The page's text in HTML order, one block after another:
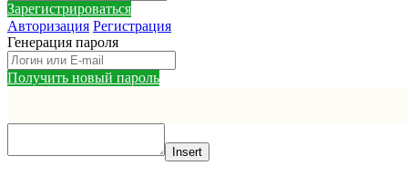
Зарегистрироваться
Авторизация Регистрация
Генерация пароля
Получить новый пароль
Insert